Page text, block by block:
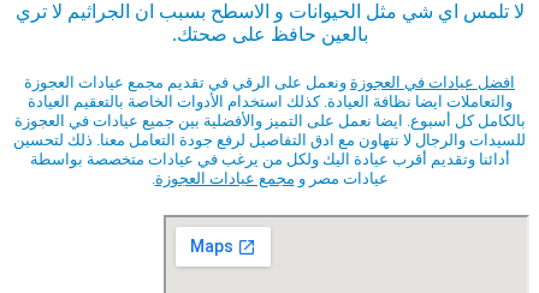
لا تلمس اي شي مثل الحيوانات و الاسطح بسبب ان الجراثيم لا تري
بالعين حافظ على صحتك.
افضل عيادات في العجوزة ونعمل على الرقي في تقديم مجمع عيادات العجوزة
والتعاملات ايضا نظافة العيادة. كذلك استخدام الأدوات الخاصة بالتعقيم العيادة
بالكامل كل أسبوع. ايضا نعمل على التميز والأفضلية بين جميع عيادات في العجوزة
للسيدات والرجال لا نتهاون مع ادق التفاصيل لرفع جودة التعامل معنا. ذلك لتحسين
أدائنا وتقديم أقرب عيادة اليك ولكل من يرغب في عيادات متخصصة بواسطة
عيادات مصر و مجمع عيادات العجوزة